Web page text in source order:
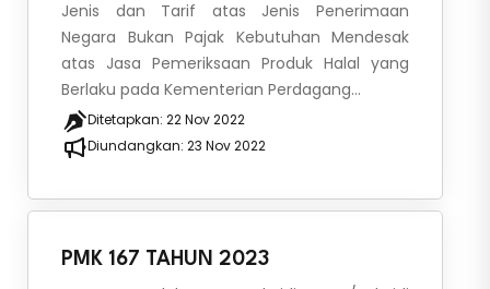
Jenis dan Tarif atas Jenis Penerimaan
Negara Bukan Pajak Kebutuhan Mendesak
atas Jasa Pemeriksaan Produk Halal yang
Berlaku pada Kementerian Perdagang...
Ditetapkan: 22 Nov 2022
Diundangkan: 23 Nov 2022
PMK 167 TAHUN 2023